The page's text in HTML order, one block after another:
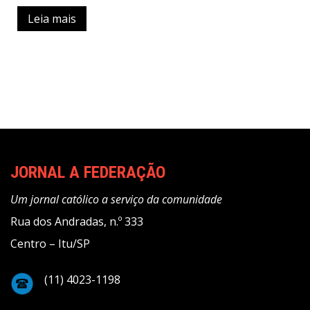
Leia mais
JORNAL A FEDERAÇÃO
Um jornal católico a serviço da comunidade
Rua dos Andradas, n.º 333
Centro – Itu/SP
(11) 4023-1198